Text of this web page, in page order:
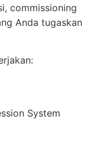
commissioning
Anda tugaskan
System